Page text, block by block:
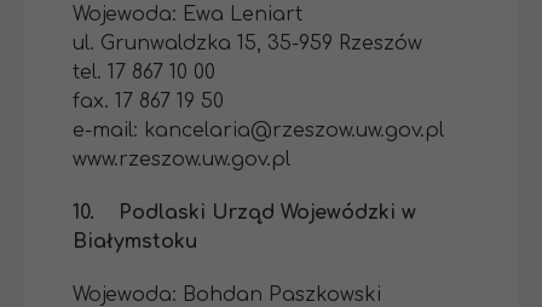
Wojewoda: Ewa Leniart
ul. Grunwaldzka 15, 35-959 Rzeszów
tel. 17 867 10 00
fax. 17 867 19 50
e-mail: kancelaria@rzeszow.uw.gov.pl
www.rzeszow.uw.gov.pl
10. Podlaski Urząd Wojewódzki w
Białymstoku
Wojewoda: Bohdan Paszkowski